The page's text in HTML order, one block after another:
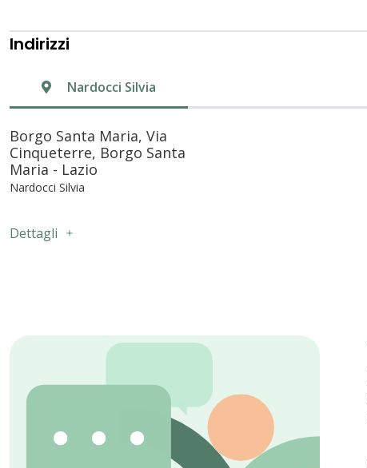
Indirizzi
Nardocci Silvia
Borgo Santa Maria, Via
Cinqueterre, Borgo Santa
Maria - Lazio
Nardocci Silvia
Dettagli